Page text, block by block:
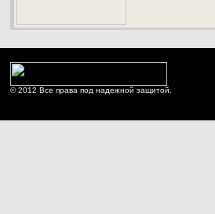
© 2012 Все права под надежной защитой.